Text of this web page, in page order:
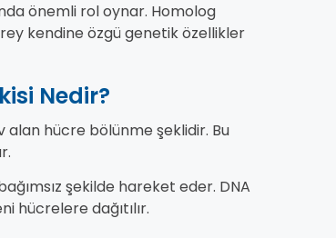
önemli rol oynar. Homolog
kendine özgü genetik özellikler
Nedir?
hücre bölünme şeklidir. Bu
şekilde hareket eder. DNA
hücrelere dağıtılır.